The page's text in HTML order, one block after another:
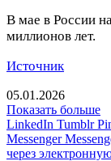
В мае в России
миллионов лет.
Источник
05.01.2026
Показать больше
LinkedIn Tumblr
Messenger
через